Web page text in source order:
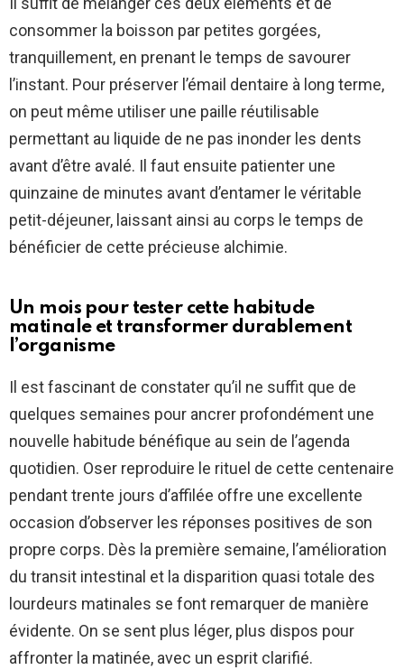
consommer la boisson par petites gorgées,
tranquillement, en prenant le temps de savourer
l’instant. Pour préserver l’émail dentaire à long terme,
on peut même utiliser une paille réutilisable
permettant au liquide de ne pas inonder les dents
avant d’être avalé. Il faut ensuite patienter une
quinzaine de minutes avant d’entamer le véritable
petit-déjeuner, laissant ainsi au corps le temps de
bénéficier de cette précieuse alchimie.
Un mois pour tester cette habitude
matinale et transformer durablement
l’organisme
Il est fascinant de constater qu’il ne suffit que de
quelques semaines pour ancrer profondément une
nouvelle habitude bénéfique au sein de l’agenda
quotidien. Oser reproduire le rituel de cette centenaire
pendant trente jours d’affilée offre une excellente
occasion d’observer les réponses positives de son
propre corps. Dès la première semaine, l’amélioration
du transit intestinal et la disparition quasi totale des
lourdeurs matinales se font remarquer de manière
évidente. On se sent plus léger, plus dispos pour
affronter la matinée, avec un esprit clarifié.